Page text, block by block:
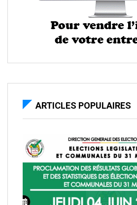
ARTICLES POPULAIRES